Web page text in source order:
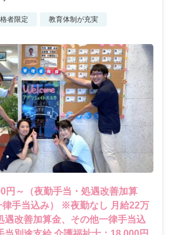
者限定 教育体制が充実
円～（夜勤手当・処遇改善加算
） ※夜勤なし 月給22万
遇改善加算金、その他一律手当込